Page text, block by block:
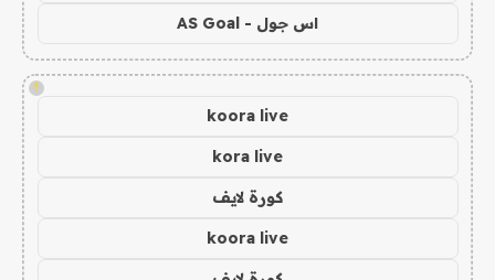
اس جول - AS Goal
!
koora live
kora live
كورة لايف
koora live